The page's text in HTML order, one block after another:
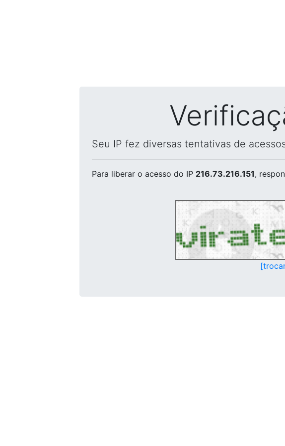
Seu IP fez diversas tentativas de
Para liberar o acesso do IP 216.73.216.151,